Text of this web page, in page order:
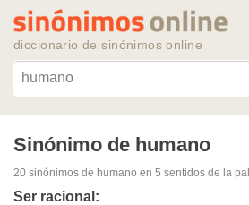
diccionario de sinónimos online
Reescribir texto
Sinónimos
Sinónimo de humano
20 sinónimos de humano en 5 sentidos de la
Ser racional: